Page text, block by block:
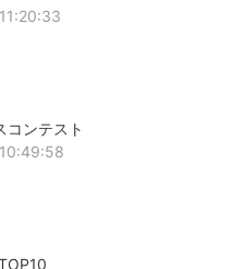
コンテスト